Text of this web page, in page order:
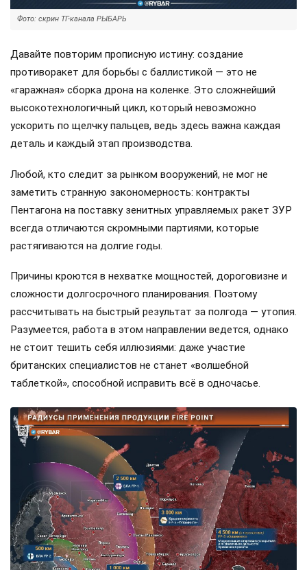
Фото: скрин ТГ-канала РЫБАРЬ
Давайте повторим прописную истину: создание
противоракет для борьбы с баллистикой — это не
«гаражная» сборка дрона на коленке. Это сложнейший
высокотехнологичный цикл, который невозможно
ускорить по щелчку пальцев, ведь здесь важна каждая
деталь и каждый этап производства.
Любой, кто следит за рынком вооружений, не мог не
заметить странную закономерность: контракты
Пентагона на поставку зенитных управляемых ракет ЗУР
всегда отличаются скромными партиями, которые
растягиваются на долгие годы.
Причины кроются в нехватке мощностей, дороговизне и
сложности долгосрочного планирования. Поэтому
рассчитывать на быстрый результат за полгода — утопия.
Разумеется, работа в этом направлении ведется, однако
не стоит тешить себя иллюзиями: даже участие
британских специалистов не станет «волшебной
таблеткой», способной исправить всё в одночасье.